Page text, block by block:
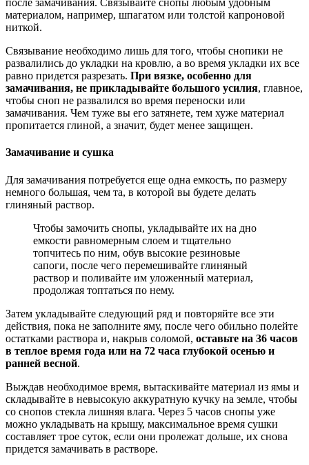
после замачивания. Связывайте снопы любым удобным
материалом, например, шпагатом или толстой капроновой
ниткой.
Связывание необходимо лишь для того, чтобы снопики не
развалились до укладки на кровлю, а во время укладки их все
равно придется разрезать. При вязке, особенно для
замачивания, не прикладывайте большого усилия, главное,
чтобы сноп не развалился во время переноски или
замачивания. Чем туже вы его затянете, тем хуже материал
пропитается глиной, а значит, будет менее защищен.
Замачивание и сушка
Для замачивания потребуется еще одна емкость, по размеру
немного большая, чем та, в которой вы будете делать
глиняный раствор.
Чтобы замочить снопы, укладывайте их на дно
емкости равномерным слоем и тщательно
топчитесь по ним, обув высокие резиновые
сапоги, после чего перемешивайте глиняный
раствор и поливайте им уложенный материал,
продолжая топтаться по нему.
Затем укладывайте следующий ряд и повторяйте все эти
действия, пока не заполните яму, после чего обильно полейте
остатками раствора и, накрыв соломой, оставьте на 36 часов
в теплое время года или на 72 часа глубокой осенью и
ранней весной.
Выждав необходимое время, вытаскивайте материал из ямы и
складывайте в невысокую аккуратную кучку на земле, чтобы
со снопов стекла лишняя влага. Через 5 часов снопы уже
можно укладывать на крышу, максимальное время сушки
составляет трое суток, если они пролежат дольше, их снова
придется замачивать в растворе.